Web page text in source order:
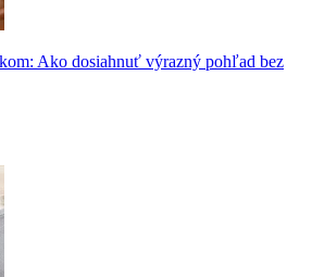
Ako dosiahnuť výrazný pohľad bez